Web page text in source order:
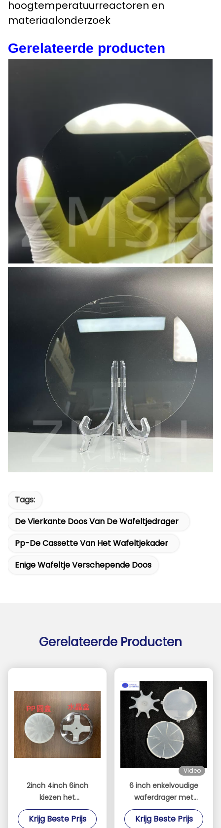
hoogtemperatuurreactoren en
materiaalonderzoek
Gerelateerde producten
Tags:
De Vierkante Doos Van De Wafeltjedrager
Pp-De Cassette Van Het Wafeltjekader
Enige Wafeltje Verschepende Doos
Gerelateerde Producten
2inch 4inch 6inch
kiezen het
Gevalpolycarbonaat 10
Stukken/Pak van de
Krijg Beste Prijs
Video
6 inch enkelvoudige
waferdrager met
vergrendelingsclip
Krijg Beste Prijs